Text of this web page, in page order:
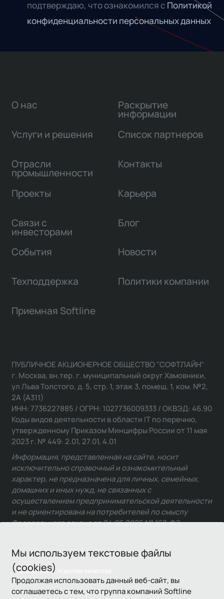
подтверждаю, что ознакомился с Политикой
конфиденциальности персональных данных
Мы используем текстовые файлы
(cookies)
Продолжая использовать данный веб-сайт, вы
соглашаетесь с тем, что группа компаний Softline
О нас
Услуги и решения
Отрасли
промышленности
Проекты
Связи с
инвесторами
Раскрытие
информации
Список партнеров
Контакты
Карьера
Блог
События Новости
Техподдержка Политики компании
Приемная Softline
Связаться с отделом качества
ПУБЛИЧНОЕ АКЦИОНЕРНОЕ ОБЩЕСТВО "СОФТЛАЙН"
г. Москва, вн.тер. г. муниципальный округ Хамовники,
ул Льва Толстого, д. 5, стр. 1, этаж 3, помещ. 1, ком. №2,
2А (А311)
ИНН: 7736227885 / ОГРН: 1027736009333 / ОКВЭД: 46.90
Коды видов деятельности в области IT по перечню,
утвержденному Приказом Минцифры России от 11 мая
2023 г. № 449: 2.01, 27.01, 4.01
Информация, представленная на сайте, носит
исключительно справочный и ознакомительный
характер, не предназначена для личных, семейных,
домашних и иных нужд, не связанных с
осуществлением предпринимательской деятельности
и не ориентирована на потребителей по смыслу
Федерального закона от 24.06.2025 № 168-ФЗ.